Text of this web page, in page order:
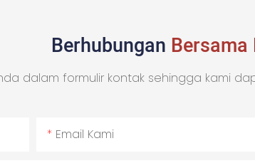
Berhubungan Bersama
dalam formulir kontak sehingga kami
Email Kami